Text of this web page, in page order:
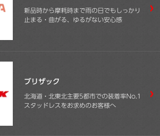
新品時から摩耗時まで雨の日でもしっかり
止まる・曲がる、ゆるがない安心感
ブリザック
北海道・北東北主要5都市での装着率No.1
スタッドレスをお求めのお客様へ